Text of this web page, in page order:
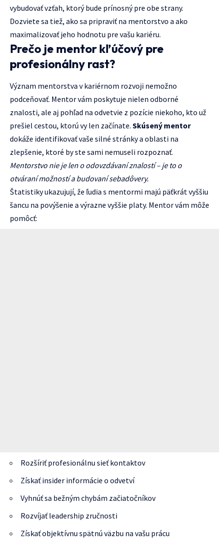
vybudovať vzťah, ktorý bude prínosný pre obe strany.
Dozviete sa tiež, ako sa pripraviť na mentorstvo a ako
maximalizovať jeho hodnotu pre vašu kariéru.
Prečo je mentor kľúčový pre
profesionálny rast?
Význam mentorstva v kariérnom rozvoji nemožno
podceňovať. Mentor vám poskytuje nielen odborné
znalosti, ale aj pohľad na odvetvie z pozície niekoho, kto už
prešiel cestou, ktorú vy len začínate. Skúsený mentor
dokáže identifikovať vaše silné stránky a oblasti na
zlepšenie, ktoré by ste sami nemuseli rozpoznať.
Mentorstvo nie je len o odovzdávaní znalostí – je to o
otváraní možností a budovaní sebadôvery.
Štatistiky ukazujují, že ľudia s mentormi majú päťkrát vyššiu
šancu na povýšenie a výrazne vyššie platy. Mentor vám môže
pomôcť:
Rozšíriť profesionálnu sieť kontaktov
Získať insider informácie o odvetví
Vyhnúť sa bežným chybám začiatočníkov
Rozvíjať leadership zručnosti
Získať objektívnu spätnú väzbu na vašu prácu